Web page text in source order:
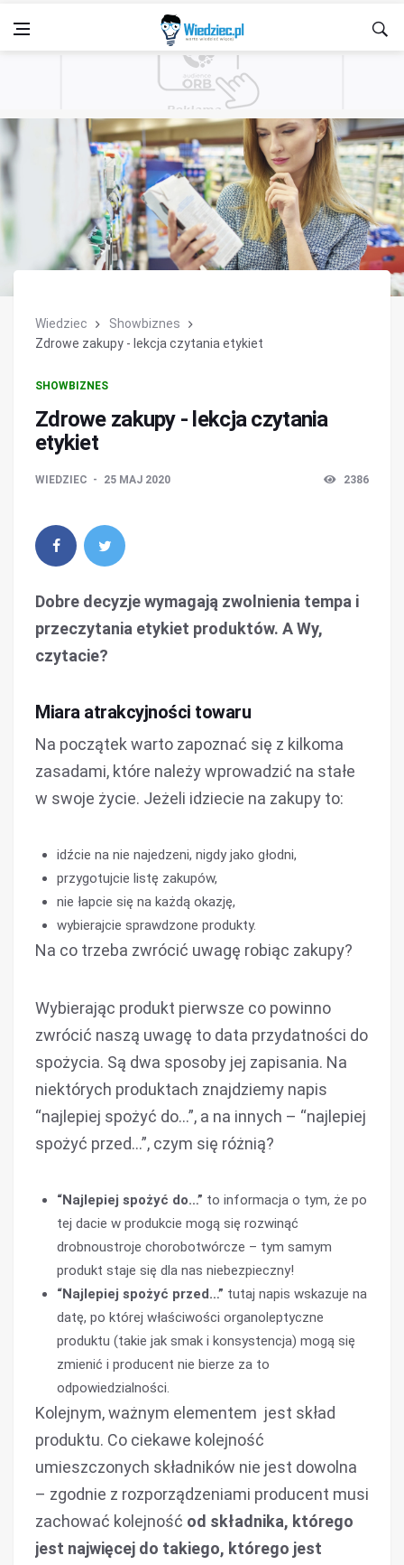
Wiedziec
Showbiznes
Zdrowe zakupy - lekcja czytania etykiet
SHOWBIZNES
Zdrowe zakupy - lekcja czytania
etykiet
WIEDZIEC 25 MAJ 2020 2386
Dobre decyzje wymagają zwolnienia tempa i
przeczytania etykiet produktów. A Wy,
czytacie?
Miara atrakcyjności towaru
Na początek warto zapoznać się z kilkoma
zasadami, które należy wprowadzić na stałe
w swoje życie. Jeżeli idziecie na zakupy to:
idźcie na nie najedzeni, nigdy jako głodni,
przygotujcie listę zakupów,
nie łapcie się na każdą okazję,
wybierajcie sprawdzone produkty.
Na co trzeba zwrócić uwagę robiąc zakupy?
Wybierając produkt pierwsze co powinno
zwrócić naszą uwagę to data przydatności do
spożycia. Są dwa sposoby jej zapisania. Na
niektórych produktach znajdziemy napis
“najlepiej spożyć do…”, a na innych – “najlepiej
spożyć przed…”, czym się różnią?
“Najlepiej spożyć do…” to informacja o tym, że po
tej dacie w produkcie mogą się rozwinąć
drobnoustroje chorobotwórcze – tym samym
produkt staje się dla nas niebezpieczny!
“Najlepiej spożyć przed…” tutaj napis wskazuje na
datę, po której właściwości organoleptyczne
produktu (takie jak smak i konsystencja) mogą się
zmienić i producent nie bierze za to
odpowiedzialności.
Kolejnym, ważnym elementem jest skład
produktu. Co ciekawe kolejność
umieszczonych składników nie jest dowolna
– zgodnie z rozporządzeniami producent musi
zachować kolejność od składnika, którego
jest najwięcej do takiego, którego jest